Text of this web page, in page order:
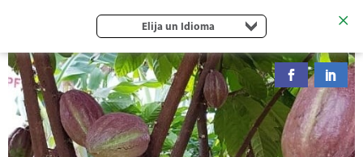
Elija un Idioma